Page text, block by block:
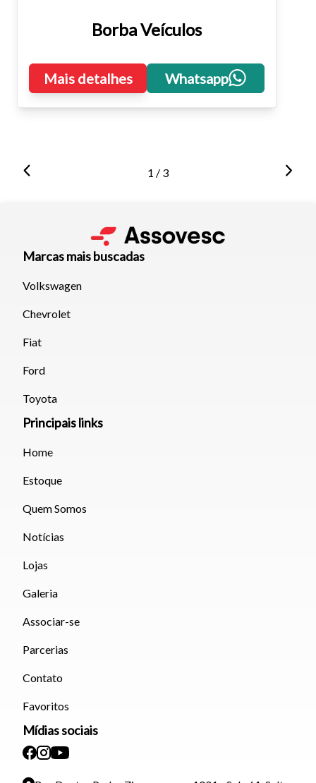
Borba Veículos
Mais detalhes Whatsapp
1 / 3
Marcas mais buscadas
Volkswagen
Chevrolet
Fiat
Ford
Toyota
Principais links
Home
Estoque
Quem Somos
Notícias
Lojas
Galeria
Associar-se
Parcerias
Contato
Favoritos
Mídias sociais